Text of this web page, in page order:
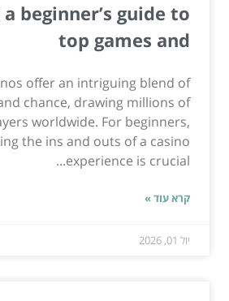
a beginner’s guide to
top games and
offer an intriguing blend of
chance, drawing millions of
worldwide. For beginners,
the ins and outs of a casino
experience is crucial...
קרא עוד »
יול 01, 2026